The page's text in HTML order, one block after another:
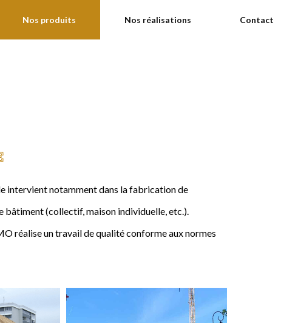
Nos produits Nos réalisations Contact
intervient notamment dans la fabrication de
bâtiment (collectif, maison individuelle, etc.).
réalise un travail de qualité conforme aux normes